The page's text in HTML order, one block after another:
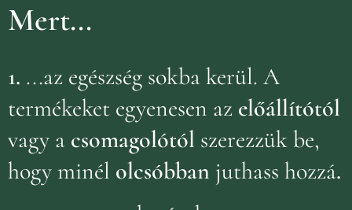
Mert...
1. ...az egészség sokba kerül. A
termékeket egyenesen az előállítótól
vagy a csomagolótól szerezzük be,
hogy minél olcsóbban juthass hozzá.